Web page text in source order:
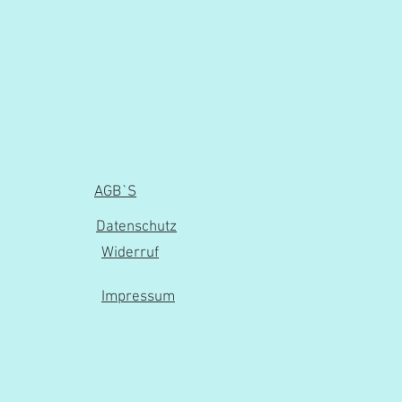
AGB`S
Datenschutz
Widerruf
Impressum